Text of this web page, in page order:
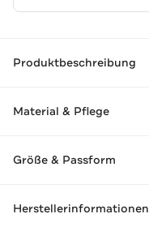
Produktbeschreibung
Material & Pflege
Größe & Passform
Herstellerinformationen